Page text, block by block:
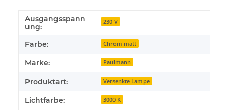
Produkteigenschaft
Wert
Ausgangsspann
ung:
230 V
Farbe: Chrom matt
Marke: Paulmann
Produktart: Versenkte Lampe
Lichtfarbe: 3000 K